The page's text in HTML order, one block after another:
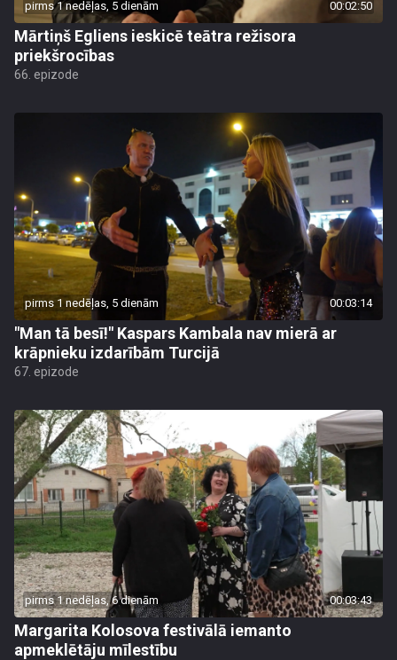
pirms 1 nedēļas, 5 dienām 00:02:50
Mārtiņš Egliens ieskicē teātra režisora
priekšrocības
66. epizode
pirms 1 nedēļas, 5 dienām 00:03:14
"Man tā besī!" Kaspars Kambala nav mierā ar
krāpnieku izdarībām Turcijā
67. epizode
pirms 1 nedēļas, 6 dienām 00:03:43
Margarita Kolosova festivālā iemanto
apmeklētāju mīlestību